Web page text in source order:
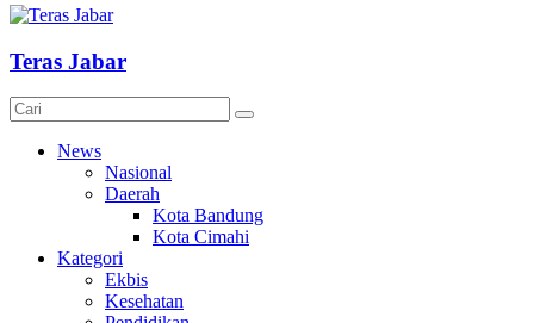
Teras Jabar
News
Nasional
Daerah
Kota Bandung
Kota Cimahi
Kategori
Ekbis
Kesehatan